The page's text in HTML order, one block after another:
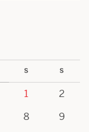
S S
1
2
8
9